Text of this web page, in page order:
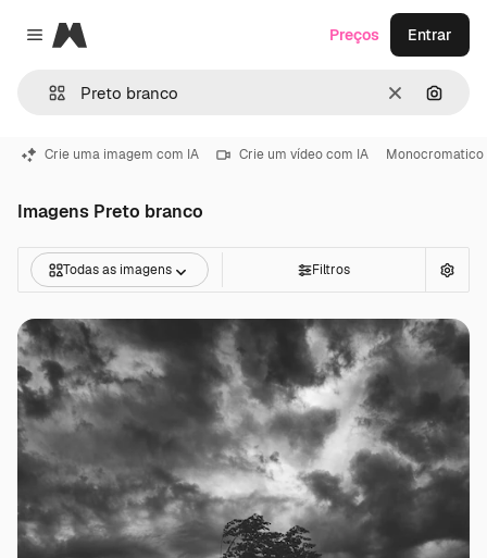
Close menu
Magnific
Limpar
Preços Entrar
Crie uma imagem com IA Crie um vídeo com IA Monocromatico
Imagens Preto branco
Todas as imagens Filtros